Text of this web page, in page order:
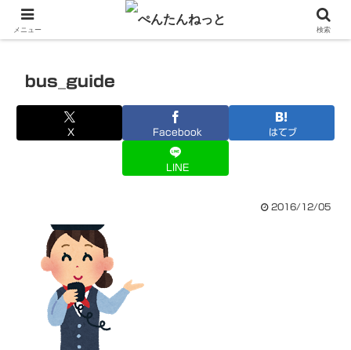
PCやガジェットの備忘録
bus_guide
X Facebook はてブ
LINE
2016/12/05
メニュー 検索